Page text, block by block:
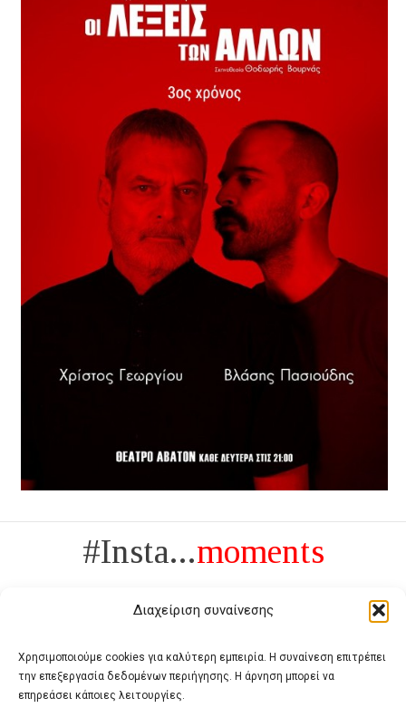
Διαχείριση συναίνεσης
Χρησιμοποιούμε cookies για καλύτερη εμπειρία. Η συναίνεση επιτρέπει
την επεξεργασία δεδομένων περιήγησης. Η άρνηση μπορεί να
επηρεάσει κάποιες λειτουργίες.
#Insta...moments
Πολυτέλεια δεν είναι το αντίθετο της ανέχειας, είναι το αντίθετο της